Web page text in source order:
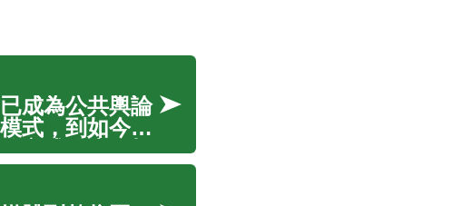
成為公共輿論
式，到如今多
方式發生了根
與範圍，更深